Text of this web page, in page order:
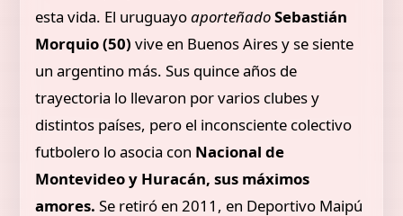
esta vida. El uruguayoaporteñadoSebastián
Morquio (50) vive en Buenos Aires y se siente
un argentino más. Sus quince años de
trayectoria lo llevaron por varios clubes y
distintos países, pero el inconsciente colectivo
futbolero lo asocia con Nacional de
Montevideo y Huracán, sus máximos
amores. Se retiró en 2011, en Deportivo Maipú